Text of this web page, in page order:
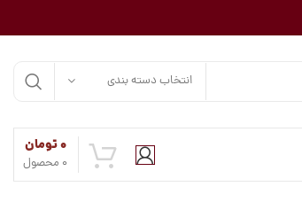
انتخاب دسته بندی
0 محصول
۰تومان